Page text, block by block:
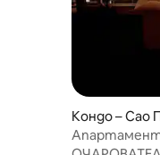
Кондо – Сао
Апартамент